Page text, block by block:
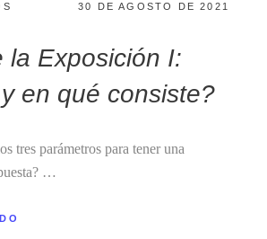
30 DE AGOSTO DE 2021
la Exposición I:
en qué consiste?
tres parámetros para tener una
…